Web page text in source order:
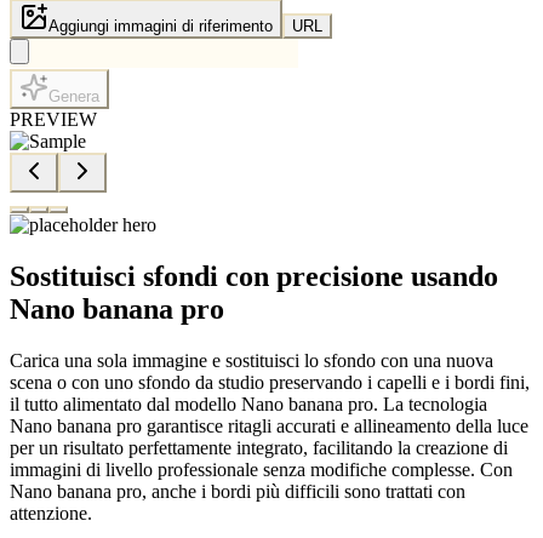
Aggiungi immagini di riferimento URL
Genera
PREVIEW
Sostituisci sfondi con precisione usando
Nano banana pro
Carica una sola immagine e sostituisci lo sfondo con una nuova
scena o con uno sfondo da studio preservando i capelli e i bordi fini,
il tutto alimentato dal modello Nano banana pro. La tecnologia
Nano banana pro garantisce ritagli accurati e allineamento della luce
per un risultato perfettamente integrato, facilitando la creazione di
immagini di livello professionale senza modifiche complesse. Con
Nano banana pro, anche i bordi più difficili sono trattati con
attenzione.